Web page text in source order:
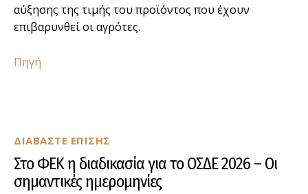
ΔΙΑΒΑΣΤΕ ΕΠΙΣΗΣ
Στο ΦΕΚ η διαδικασία για το ΟΣΔΕ 2026 – Οι
σημαντικές ημερομηνίες
αύξησης της τιµής του προϊόντος που έχουν
επιβαρυνθεί οι αγρότες.
Πηγή